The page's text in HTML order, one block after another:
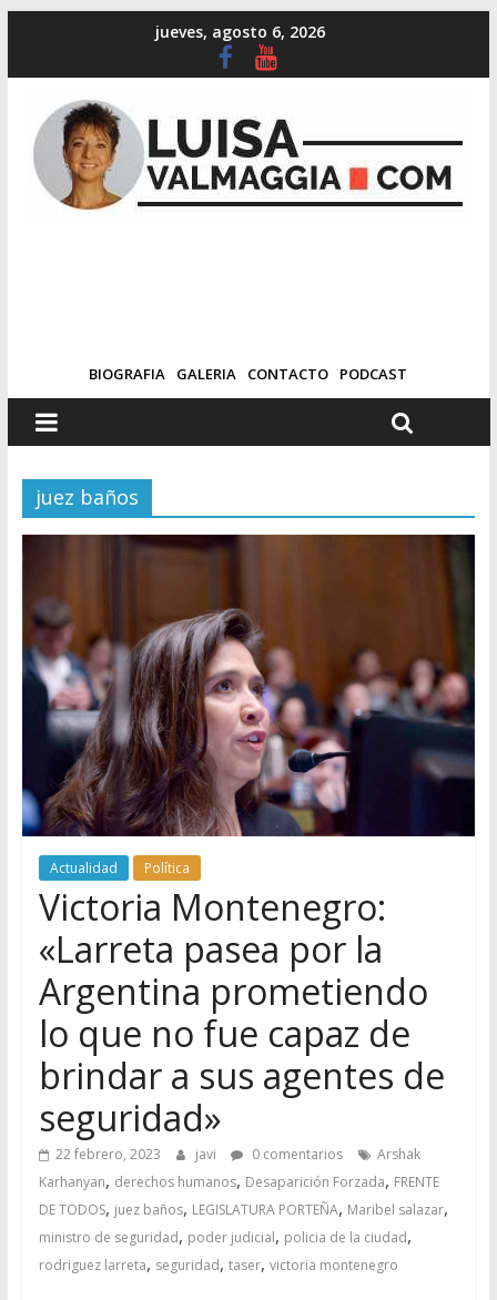
jueves, agosto 6, 2026
BIOGRAFIA GALERIA CONTACTO PODCAST
juez baños
Actualidad Política
Victoria Montenegro:
«Larreta pasea por la
Argentina prometiendo
lo que no fue capaz de
brindar a sus agentes de
seguridad»
22 febrero, 2023 javi 0 comentarios
Arshak
Karhanyan, derechos humanos, Desaparición Forzada, FRENTE
DE TODOS, juez baños, LEGISLATURA PORTEÑA, Maribel salazar,
ministro de seguridad, poder judicial, policia de la ciudad,
rodriguez larreta, seguridad, taser, victoria montenegro